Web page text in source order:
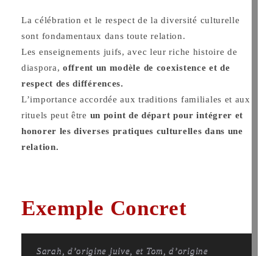
La célébration et le respect de la diversité culturelle
sont fondamentaux dans toute relation.
Les enseignements juifs, avec leur riche histoire de
diaspora, offrent un modèle de coexistence et de
respect des différences.
L’importance accordée aux traditions familiales et aux
rituels peut être un point de départ pour intégrer et
honorer les diverses pratiques culturelles dans une
relation.
Exemple Concret
Sarah, d’origine juive, et Tom, d’origine